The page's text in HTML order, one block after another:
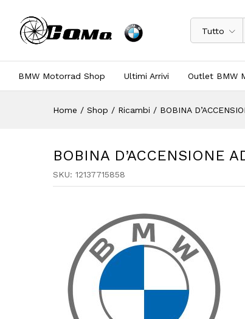
Tutto
BMW Motorrad Shop Ultimi Arrivi Outlet BMW
Home / Shop / Ricambi / BOBINA
BOBINA D’ACCENSIONE
SKU: 12137715858